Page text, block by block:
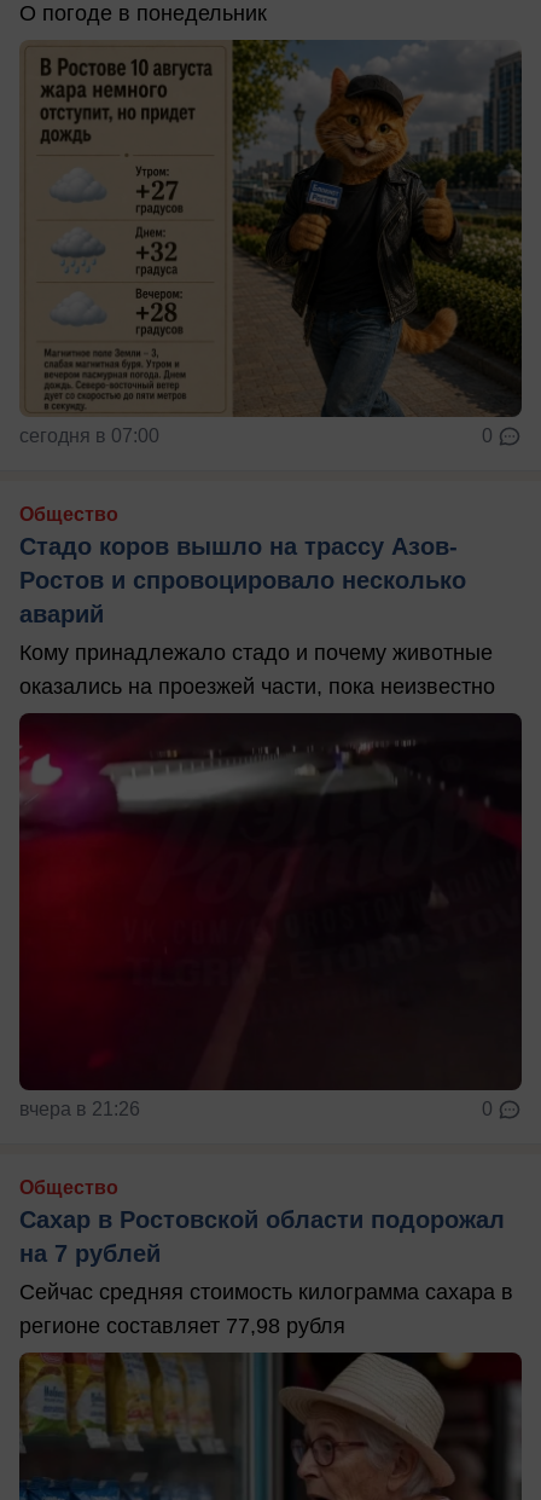
О погоде в понедельник
сегодня в 07:00 0
Общество
Стадо коров вышло на трассу Азов-
Ростов и спровоцировало несколько
аварий
Кому принадлежало стадо и почему животные
оказались на проезжей части, пока неизвестно
вчера в 21:26 0
Общество
Сахар в Ростовской области подорожал
на 7 рублей
Сейчас средняя стоимость килограмма сахара в
регионе составляет 77,98 рубля